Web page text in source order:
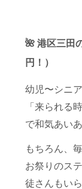
🌺 港区三田
円！）
幼児〜シニ
「来られる
で和気あい
もちろん、
お祭りのス
徒さんもい